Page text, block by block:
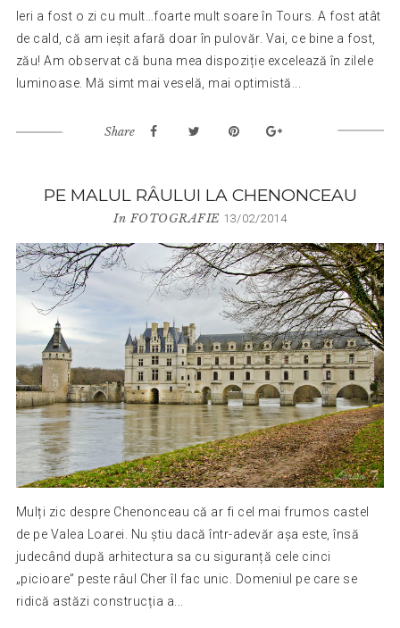
Ieri a fost o zi cu mult…foarte mult soare în Tours. A fost atât
de cald, că am ieșit afară doar în pulovăr. Vai, ce bine a fost,
zău! Am observat că buna mea dispoziție excelează în zilele
luminoase. Mă simt mai veselă, mai optimistă...
Share
PE MALUL RÂULUI LA CHENONCEAU
InFOTOGRAFIE 13/02/2014
Mulți zic despre Chenonceau că ar fi cel mai frumos castel
de pe Valea Loarei. Nu știu dacă într-adevăr așa este, însă
judecând după arhitectura sa cu siguranță cele cinci
„picioare” peste râul Cher îl fac unic. Domeniul pe care se
ridică astăzi construcția a...